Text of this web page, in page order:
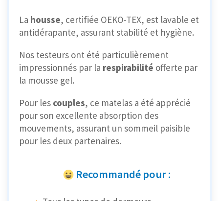
La housse, certifiée OEKO-TEX, est lavable et
antidérapante, assurant stabilité et hygiène.
Nos testeurs ont été particulièrement
impressionnés par la respirabilité offerte par
la mousse gel.
Pour les couples, ce matelas a été apprécié
pour son excellente absorption des
mouvements, assurant un sommeil paisible
pour les deux partenaires.
Recommandé pour :